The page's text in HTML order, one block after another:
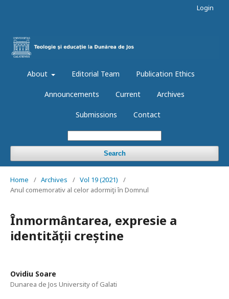
About Editorial Team Publication Ethics
Announcements Current Archives
Submissions Contact
Search
Login
Home / Archives / Vol 19 (2021)
/
Anul comemorativ al celor adormiţi în Domnul
Înmormântarea, expresie a
identității creștine
Ovidiu Soare
Dunarea de Jos University of Galati